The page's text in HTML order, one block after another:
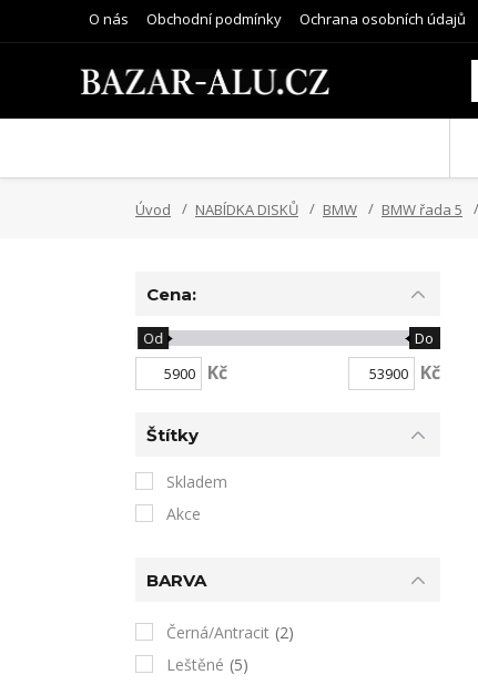
O nás Obchodní podmínky Ochrana osobních údajů
Úvod NABÍDKA DISKŮ BMW BMW řada 5
Cena:
Kč
Od Do
Kč
Štítky
Skladem
Akce
BARVA
Černá/Antracit (2)
Leštěné (5)